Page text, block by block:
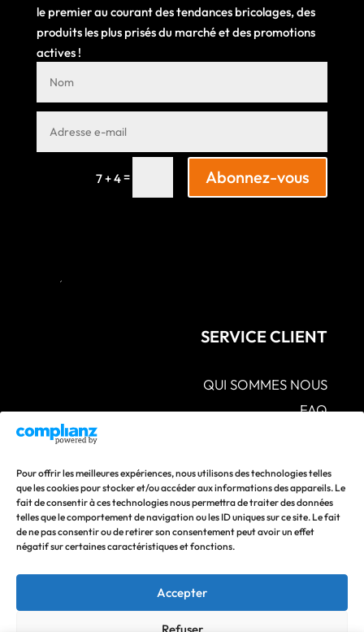
Pour offrir les meilleures expériences, nous utilisons des technologies telles
que les cookies pour stocker et/ou accéder aux informations des appareils. Le
fait de consentir à ces technologies nous permettra de traiter des données
telles que le comportement de navigation ou les ID uniques sur ce site. Le fait
de ne pas consentir ou de retirer son consentement peut avoir un effet
négatif sur certaines caractéristiques et fonctions.
Accepter
Refuser
le premier au courant des tendances bricolages, des
produits les plus prisés du marché et des promotions
actives !
7 + 4= Abonnez-vous
SERVICE CLIENT
QUI SOMMES NOUS
FAQ
CGV – POLITIQUES DE CONFIDENTIALITÉ –
S.A.V POLITIQUE DE RETOUR ET DE
REMBOURSEMENT
CONTACTEZ-NOUS
Suivez nos actualités en vous abonnant à nos réseaux